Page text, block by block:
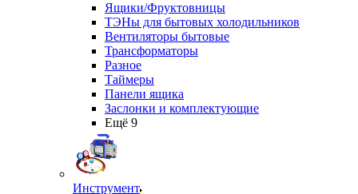
Ящики/Фруктовницы
ТЭНы для бытовых холодильников
Вентиляторы бытовые
Трансформаторы
Разное
Таймеры
Панели ящика
Заслонки и комплектующие
Ещё 9
Инструмент